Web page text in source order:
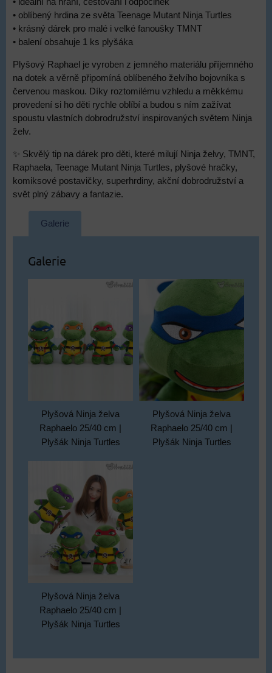
• oblíbený hrdina ze světa Teenage Mutant Ninja Turtles
• krásný dárek pro malé i velké fanoušky TMNT
• balení obsahuje 1 ks plyšáka
Plyšový Raphael je vyroben z jemného materiálu příjemného
na dotek a věrně připomíná oblíbeného želvího bojovníka s
červenou maskou. Díky roztomilému vzhledu a měkkému
provedení si ho děti rychle oblíbí a budou s ním zažívat
spoustu vlastních dobrodružství inspirovaných světem Ninja
želv.
✨ Skvělý tip na dárek pro děti, které milují Ninja želvy, TMNT,
Raphaela, Teenage Mutant Ninja Turtles, plyšové hračky,
komiksové postavičky, superhrdiny, akční dobrodružství a
svět plný zábavy a fantazie.
Galerie
Galerie
Plyšová Ninja želva
Raphaelo 25/40 cm |
Plyšák Ninja Turtles
Plyšová Ninja želva
Raphaelo 25/40 cm |
Plyšák Ninja Turtles
Plyšová Ninja želva
Raphaelo 25/40 cm |
Plyšák Ninja Turtles